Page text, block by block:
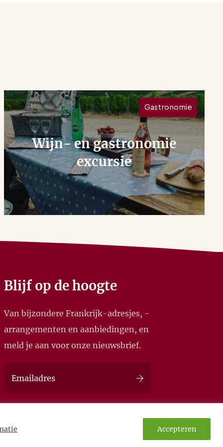
Accepteren
Gastronomie
Wijn- en gastronomie
excursie
Blijf op de hoogte
Van bijzondere Frankrijk-adresjes, -
arrangementen en aanbiedingen, en
meld je aan voor onze nieuwsbrief.